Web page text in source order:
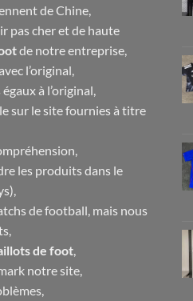
de Chine,
pas cher et de haute
de notre entreprise,
l’original,
à l’original,
sur le site fournies à titre
les produits dans le
de football, mais nous
de foot
notre site,